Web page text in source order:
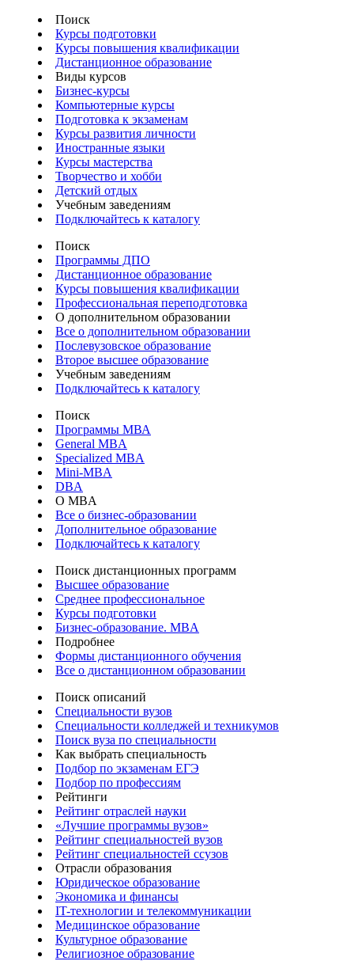
Поиск
Курсы подготовки
Курсы повышения квалификации
Дистанционное образование
Виды курсов
Бизнес-курсы
Компьютерные курсы
Подготовка к экзаменам
Курсы развития личности
Иностранные языки
Курсы мастерства
Творчество и хобби
Детский отдых
Учебным заведениям
Подключайтесь к каталогу
Поиск
Программы ДПО
Дистанционное образование
Курсы повышения квалификации
Профессиональная переподготовка
О дополнительном образовании
Все о дополнительном образовании
Послевузовское образование
Второе высшее образование
Учебным заведениям
Подключайтесь к каталогу
Поиск
Программы МВА
General MBA
Specialized MBA
Mini-MBA
DBA
О MBA
Все о бизнес-образовании
Дополнительное образование
Подключайтесь к каталогу
Поиск дистанционных программ
Высшее образование
Среднее профессиональное
Курсы подготовки
Бизнес-образование. MBA
Подробнее
Формы дистанционного обучения
Все о дистанционном образовании
Поиск описаний
Специальности вузов
Специальности колледжей и техникумов
Поиск вуза по специальности
Как выбрать специальность
Подбор по экзаменам ЕГЭ
Подбор по профессиям
Рейтинги
Рейтинг отраслей науки
«Лучшие программы вузов»
Рейтинг специальностей вузов
Рейтинг специальностей ссузов
Отрасли образования
Юридическое образование
Экономика и финансы
IT-технологии и телекоммуникации
Медицинское образование
Культурное образование
Религиозное образование